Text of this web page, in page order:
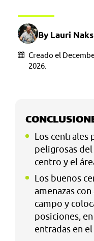
By Lauri
Creado el
2026.
Los centrales
peligrosas
centro y el
Los buenos
amenazas
campo y
posiciones,
entradas en